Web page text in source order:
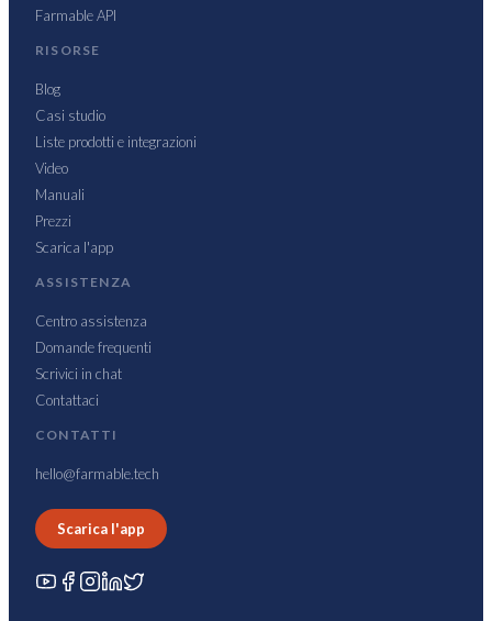
Farmable API
RISORSE
Blog
Casi studio
Liste prodotti e integrazioni
Video
Manuali
Prezzi
Scarica l'app
ASSISTENZA
Centro assistenza
Domande frequenti
Scrivici in chat
Contattaci
CONTATTI
hello@farmable.tech
Scarica l'app